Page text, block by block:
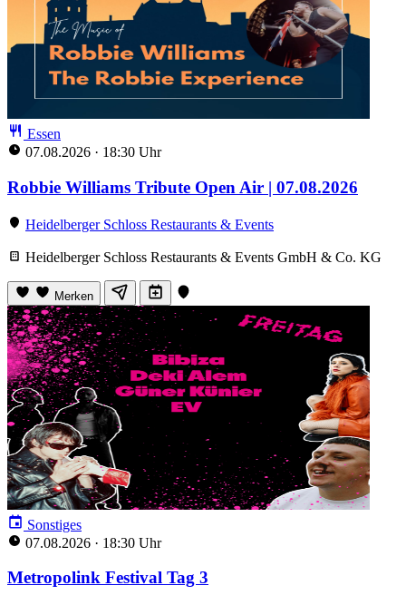
Essen
07.08.2026 · 18:30 Uhr
Robbie Williams Tribute Open Air | 07.08.2026
Heidelberger Schloss Restaurants & Events
Heidelberger Schloss Restaurants & Events GmbH & Co. KG
Merken
Sonstiges
07.08.2026 · 18:30 Uhr
Metropolink Festival Tag 3